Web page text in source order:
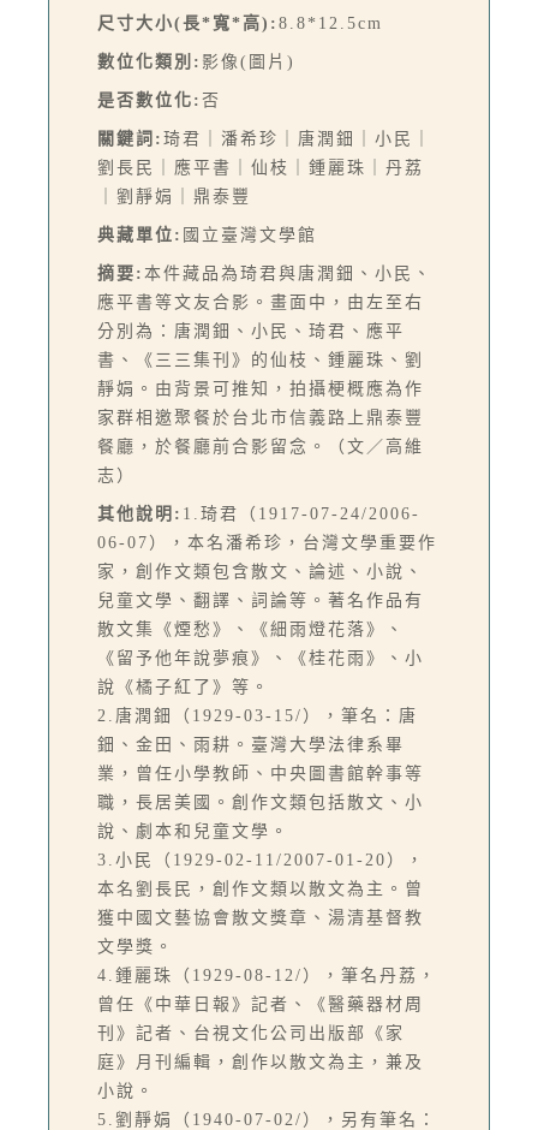
尺寸大小(長*寬*高): 8.8*12.5cm
數位化類別: 影像(圖片)
是否數位化: 否
關鍵詞: 琦君｜潘希珍｜唐潤鈿｜小民｜
劉長民｜應平書｜仙枝｜鍾麗珠｜丹荔
｜劉靜娟｜鼎泰豐
典藏單位: 國立臺灣文學館
摘要: 本件藏品為琦君與唐潤鈿、小民、
應平書等文友合影。畫面中，由左至右
分別為：唐潤鈿、小民、琦君、應平
書、《三三集刊》的仙枝、鍾麗珠、劉
靜娟。由背景可推知，拍攝梗概應為作
家群相邀聚餐於台北市信義路上鼎泰豐
餐廳，於餐廳前合影留念。（文／高維
志）
其他說明: 1.琦君（1917-07-24/2006-
06-07），本名潘希珍，台灣文學重要作
家，創作文類包含散文、論述、小說、
兒童文學、翻譯、詞論等。著名作品有
散文集《煙愁》、《細雨燈花落》、
《留予他年說夢痕》、《桂花雨》、小
說《橘子紅了》等。
2.唐潤鈿（1929-03-15/），筆名：唐
鈿、金田、雨耕。臺灣大學法律系畢
業，曾任小學教師、中央圖書館幹事等
職，長居美國。創作文類包括散文、小
說、劇本和兒童文學。
3.小民（1929-02-11/2007-01-20），
本名劉長民，創作文類以散文為主。曾
獲中國文藝協會散文獎章、湯清基督教
文學獎。
4.鍾麗珠（1929-08-12/），筆名丹荔，
曾任《中華日報》記者、《醫藥器材周
刊》記者、台視文化公司出版部《家
庭》月刊編輯，創作以散文為主，兼及
小說。
5.劉靜娟（1940-07-02/），另有筆名：